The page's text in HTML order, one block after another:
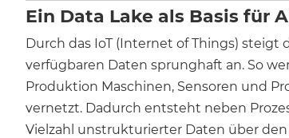
Ein Data Lake als Basis für
Durch das IoT (Internet of Things)
verfügbaren Daten sprunghaft an. So
Produktion Maschinen, Sensoren und
vernetzt. Dadurch entsteht neben
Vielzahl unstrukturierter Daten über